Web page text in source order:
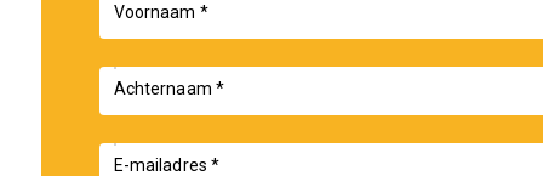
Heeft u interesse in een woning in het nieuwe deelplan D
Voornaam *
Achternaam *
E-mailadres *